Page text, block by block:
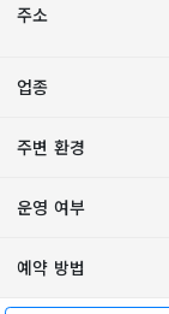
주소
업종
주변 환경
운영 여부
예약 방법